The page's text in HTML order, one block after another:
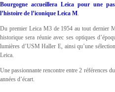
Bourgogne accueillera Leica pour une
l’histoire de l’iconique Leica M
Du premier Leica M3 de 1954 au tout dernier
historique sera réunie avec ses optiques
lumières d’USM Haller E, ainsi qu’une
Leica.
Une passionnante rencontre entre 2 références
années d’écart.